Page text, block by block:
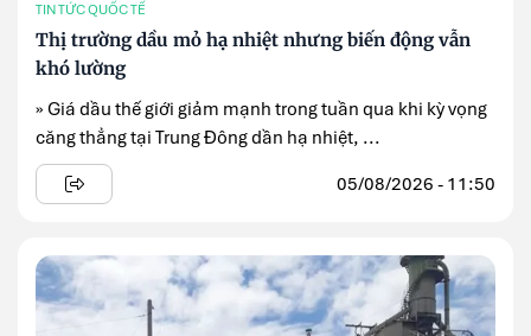
TIN TỨC QUỐC TẾ
Thị trường dầu mỏ hạ nhiệt nhưng biến động vẫn
khó lường
» Giá dầu thế giới giảm mạnh trong tuần qua khi kỳ vọng
căng thẳng tại Trung Đông dần hạ nhiệt, ...
05/08/2026 - 11:50